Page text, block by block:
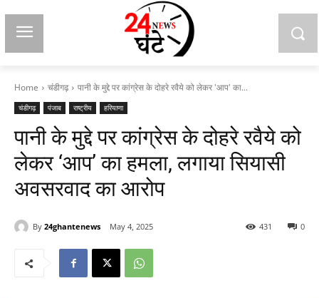
Home चंडीगढ़ पानी के मुद्दे पर कांग्रेस के दोहरे रवैये को लेकर 'आप' का...
चंडीगढ़ पंजाब राष्ट्रीय हरियाणा
पानी के मुद्दे पर कांग्रेस के दोहरे रवैये को
लेकर ‘आप’ का हमला, लगाया सियासी
अवसरवाद का आरोप
By 24ghantenews May 4, 2025 0
431